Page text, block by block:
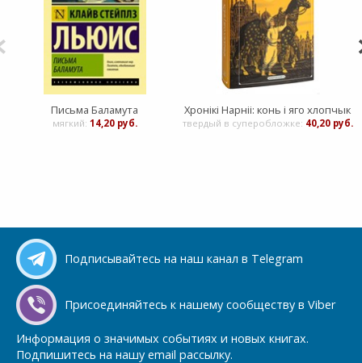
Письма Баламута
мягкий: 14,20 руб.
Хронікі Нарніі: конь і яго хлопчык
твердый в суперобложке: 40,20 руб.
Подписывайтесь на наш канал в Telegram
Присоединяйтесь к нашему сообществу в Viber
Информация о значимых событиях и новых книгах.
Подпишитесь на нашу email рассылку.